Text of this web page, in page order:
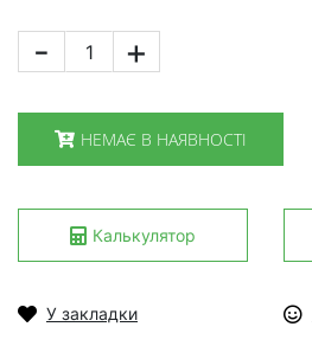
- +
НЕМАЄ В НАЯВНОСТІ
Калькулятор
У закладки